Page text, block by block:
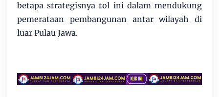
betapa strategisnya tol ini dalam mendukung
pemerataan pembangunan antar wilayah di
luar Pulau Jawa.